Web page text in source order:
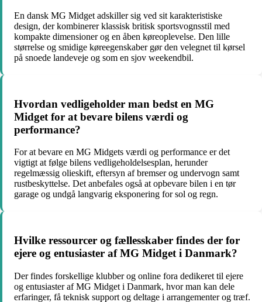
En dansk MG Midget adskiller sig ved sit karakteristiske
design, der kombinerer klassisk britisk sportsvognsstil med
kompakte dimensioner og en åben køreoplevelse. Den lille
størrelse og smidige køreegenskaber gør den velegnet til kørsel
på snoede landeveje og som en sjov weekendbil.
Hvordan vedligeholder man bedst en MG
Midget for at bevare bilens værdi og
performance?
For at bevare en MG Midgets værdi og performance er det
vigtigt at følge bilens vedligeholdelsesplan, herunder
regelmæssig olieskift, eftersyn af bremser og undervogn samt
rustbeskyttelse. Det anbefales også at opbevare bilen i en tør
garage og undgå langvarig eksponering for sol og regn.
Hvilke ressourcer og fællesskaber findes der for
ejere og entusiaster af MG Midget i Danmark?
Der findes forskellige klubber og online fora dedikeret til ejere
og entusiaster af MG Midget i Danmark, hvor man kan dele
erfaringer, få teknisk support og deltage i arrangementer og træf.